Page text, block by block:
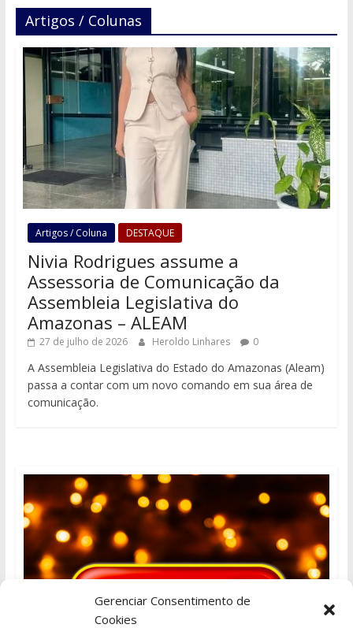
Gerenciar Consentimento de
Cookies
Artigos / Colunas
Artigos / Coluna DESTAQUE
Nivia Rodrigues assume a
Assessoria de Comunicação da
Assembleia Legislativa do
Amazonas – ALEAM
27 de julho de 2026 Heroldo Linhares 0
A Assembleia Legislativa do Estado do Amazonas (Aleam)
passa a contar com um novo comando em sua área de
comunicação.